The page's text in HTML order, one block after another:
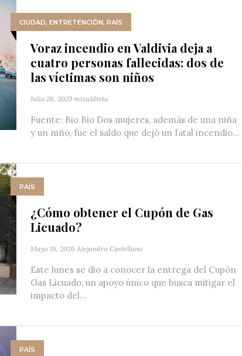
CIUDAD, ENTRETENCIÓN, PAÍS
Voraz incendio en Valdivia deja a
cuatro personas fallecidas: dos de
las víctimas son niños
Julio 28, 2025 mivaldivia
Fuente: Bio Bio Dos mujeres, además de una niña
y un niño, fue el saldo que dejó un fatal incendio...
PAÍS
¿Cómo obtener el Cupón de Gas
Licuado?
Mayo 19, 2026 Alejandra Castellano
Este lunes se dio a conocer la entrega del Cupón
Gas Licuado, un apoyo único que busca mitigar el
impacto del...
PAÍS